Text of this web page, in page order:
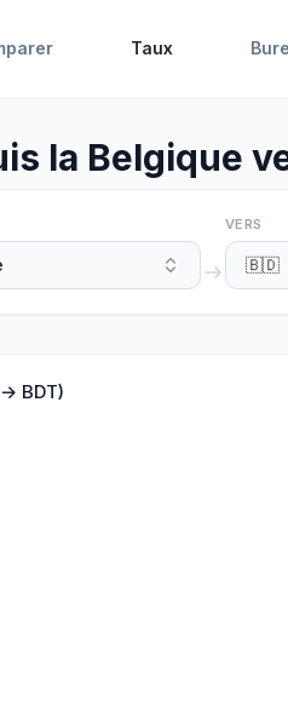
Taux
la Belgique
VERS
🇧🇩
BDT)